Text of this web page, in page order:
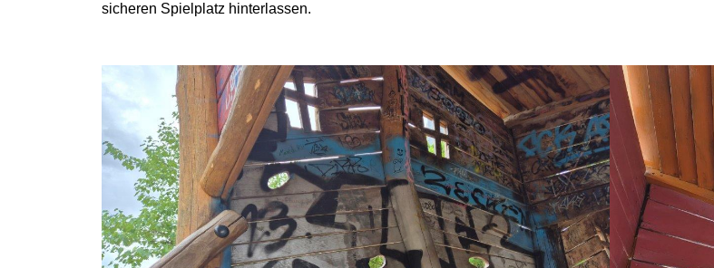
sicheren Spielplatz hinterlassen.